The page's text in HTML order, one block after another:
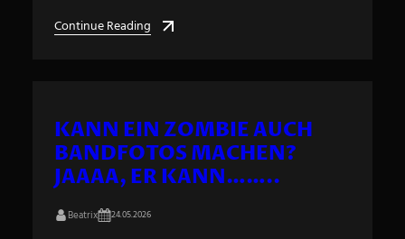
Continue Reading
KANN EIN ZOMBIE AUCH
BANDFOTOS MACHEN?
JAAAA, ER KANN……..
Beatrix 24.05.2026